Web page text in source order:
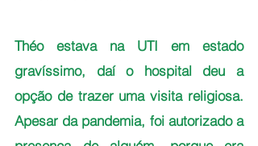
Théo estava na UTI em estado
gravíssimo, daí o hospital deu a
opção de trazer uma visita religiosa.
Apesar da pandemia, foi autorizado a